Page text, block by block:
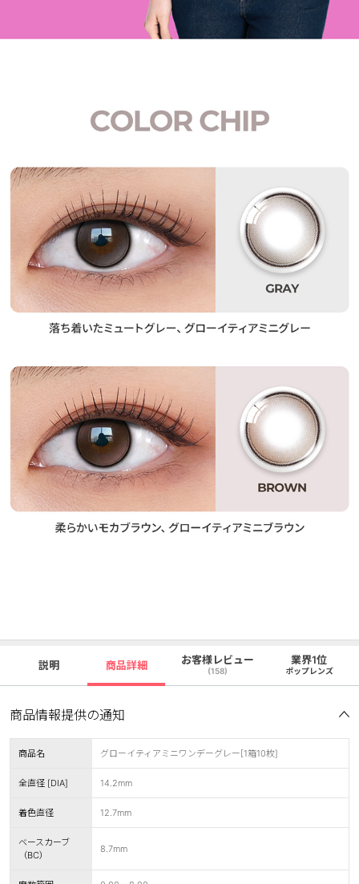
説明 商品詳細 お客様レビュー
(158)
業界1位
ポップレンズ
商品情報提供の通知
商品名 グローイティアミニワンデーグレー[1箱10枚]
全直径 [DIA] 14.2mm
着色直径 12.7mm
ベースカーブ
（BC）
8.7mm